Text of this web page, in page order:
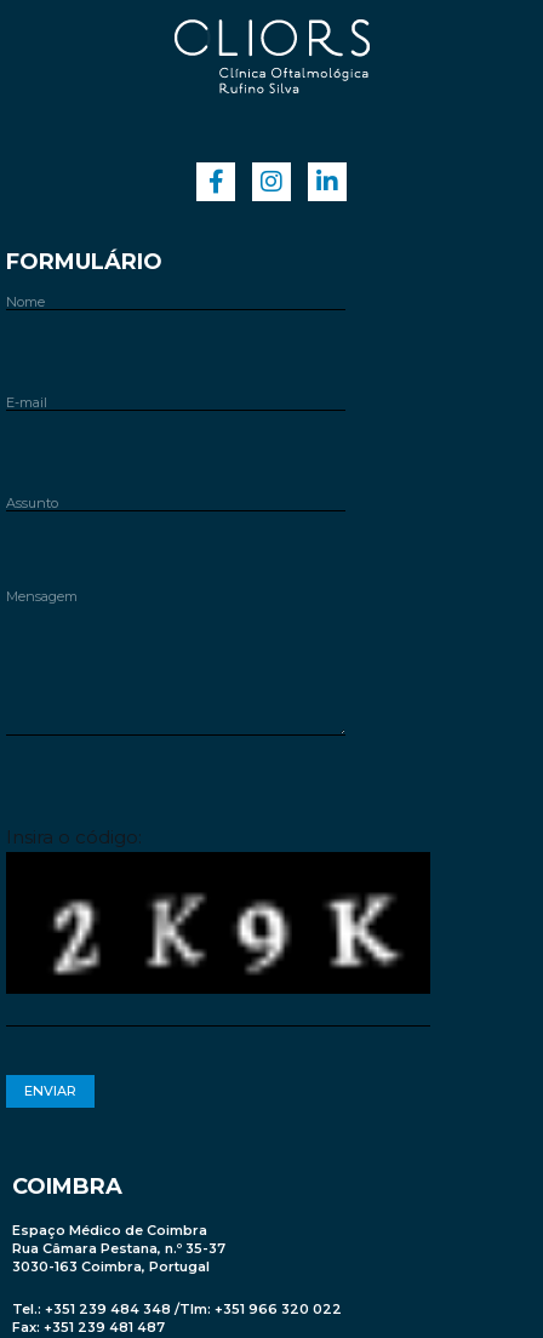
Exames Compl. de Diagonostico
FORMULÁRIO
Insira o código:
COIMBRA
Espaço Médico de Coimbra
Rua Câmara Pestana, n.º 35-37
3030-163 Coimbra, Portugal
Tel.: +351 239 484 348 /Tlm: +351 966 320 022
Fax: +351 239 481 487